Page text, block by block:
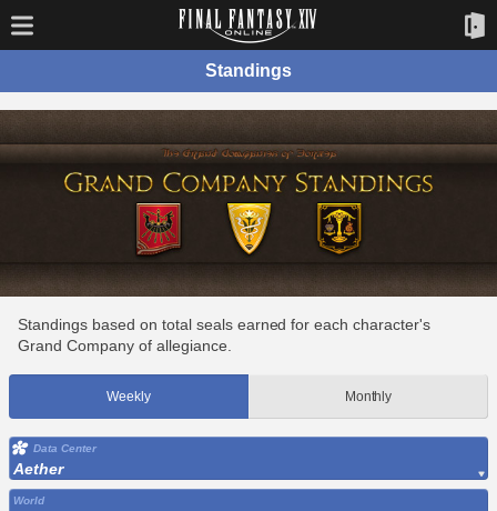
Standings
Standings based on total seals earned for each character's
Grand Company of allegiance.
Weekly Monthly
Data Center
Aether
World